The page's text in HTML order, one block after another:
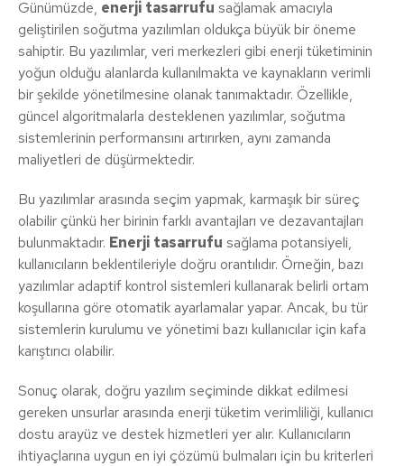
Günümüzde, enerji tasarrufu sağlamak amacıyla
geliştirilen soğutma yazılımları oldukça büyük bir öneme
sahiptir. Bu yazılımlar, veri merkezleri gibi enerji tüketiminin
yoğun olduğu alanlarda kullanılmakta ve kaynakların verimli
bir şekilde yönetilmesine olanak tanımaktadır. Özellikle,
güncel algoritmalarla desteklenen yazılımlar, soğutma
sistemlerinin performansını artırırken, aynı zamanda
maliyetleri de düşürmektedir.
Bu yazılımlar arasında seçim yapmak, karmaşık bir süreç
olabilir çünkü her birinin farklı avantajları ve dezavantajları
bulunmaktadır. Enerji tasarrufu sağlama potansiyeli,
kullanıcıların beklentileriyle doğru orantılıdır. Örneğin, bazı
yazılımlar adaptif kontrol sistemleri kullanarak belirli ortam
koşullarına göre otomatik ayarlamalar yapar. Ancak, bu tür
sistemlerin kurulumu ve yönetimi bazı kullanıcılar için kafa
karıştırıcı olabilir.
Sonuç olarak, doğru yazılım seçiminde dikkat edilmesi
gereken unsurlar arasında enerji tüketim verimliliği, kullanıcı
dostu arayüz ve destek hizmetleri yer alır. Kullanıcıların
ihtiyaçlarına uygun en iyi çözümü bulmaları için bu kriterleri